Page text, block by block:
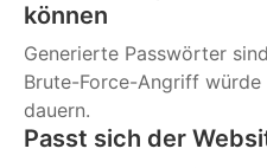
können
Generierte Passwörter
Brute-Force-Angriff
dauern.
Passt sich der